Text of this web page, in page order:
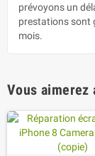
prévoyons un
prestations sont
mois.
Vous aimerez